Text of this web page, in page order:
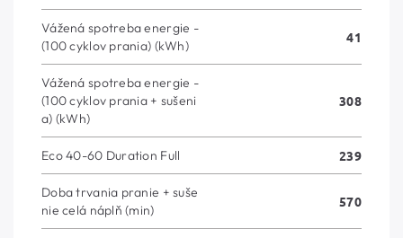
Vážená spotreba energie -
(100 cyklov prania) (kWh)
41
Vážená spotreba energie -
(100 cyklov prania + sušeni
a) (kWh)
308
Eco 40-60 Duration Full 239
Doba trvania pranie + suše
nie celá náplň (min)
570